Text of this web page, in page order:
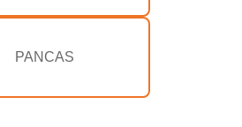
PANCAS